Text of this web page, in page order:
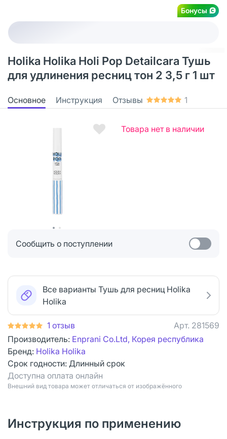
Бонусы
Holika Holika Holi Pop Detailcara Тушь
для удлинения ресниц тон 2 3,5 г 1 шт
Основное Инструкция Отзывы 1
Товара нет в наличии
Сообщить о поступлении
Все варианты Тушь для ресниц Holika
Holika
1 отзыв Арт. 281569
Производитель: Enprani Co.Ltd, Корея республика
Бренд: Holika Holika
Срок годности: Длинный срок
Доступна оплата онлайн
Bнешний вид товара может отличаться от изображённого
Инструкция по применению